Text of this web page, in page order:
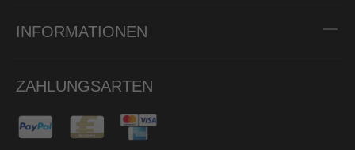
INFORMATIONEN
ZAHLUNGSARTEN